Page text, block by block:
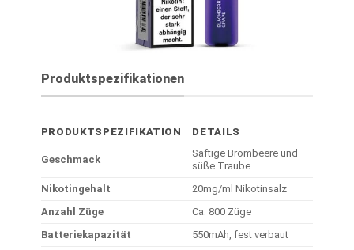
Produktspezifikationen
PRODUKTSPEZIFIKATION DETAILS
Geschmack
Saftige Brombeere und
süße Traube
Nikotingehalt
20mg/ml Nikotinsalz
Anzahl Züge
Ca. 800 Züge
Batteriekapazität
550mAh, fest verbaut